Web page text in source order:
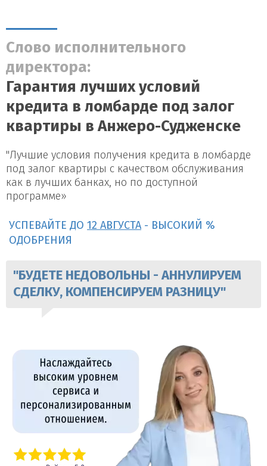
Слово исполнительного
директора:
Гарантия лучших условий
кредита в ломбарде под залог
квартиры в Анжеро-Судженске
"Лучшие условия получения кредита в ломбарде
под залог квартиры с качеством обслуживания
как в лучших банках, но по доступной
программе»
УСПЕВАЙТЕ ДО 12 АВГУСТА - ВЫСОКИЙ %
ОДОБРЕНИЯ
"БУДЕТЕ НЕДОВОЛЬНЫ - АННУЛИРУЕМ
СДЕЛКУ, КОМПЕНСИРУЕМ РАЗНИЦУ"